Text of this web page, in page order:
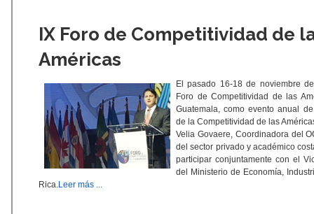
IX Foro de Competitividad de
Américas
El pasado 16-18 de noviembre
Foro de Competitividad de las
Guatemala, como evento anual
de la Competitividad de las
Velia Govaere, Coordinadora del
del sector privado y académico
participar conjuntamente con el
del Ministerio de Economía,
Rica. Leer más ...